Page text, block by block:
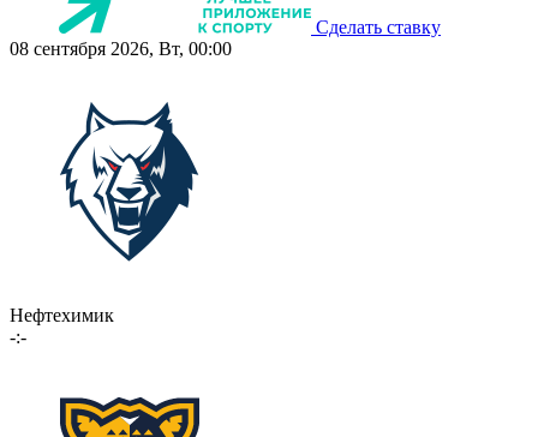
Сделать ставку
08 сентября 2026, Вт, 00:00
Нефтехимик
-:-